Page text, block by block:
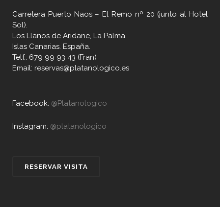
Carretera Puerto Naos – El Remo nº 20 (junto al Hotel
Sol).
Los Llanos de Aridane, La Palma.
Islas Canarias. España.
Telf.: 679 99 93 43 (Fran)
Email: reservas@platanologico.es
Facebook: @Platanologico
Instagram: @platanologico
RESERVAR VISITA